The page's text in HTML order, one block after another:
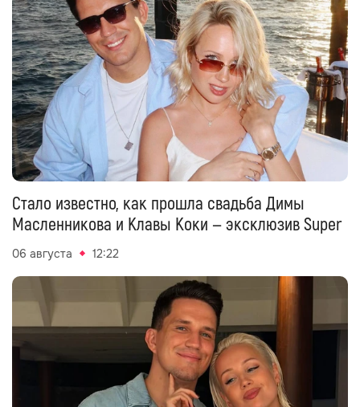
Стало известно, как прошла свадьба Димы
Масленникова и Клавы Коки — эксклюзив Super
06 августа 12:22